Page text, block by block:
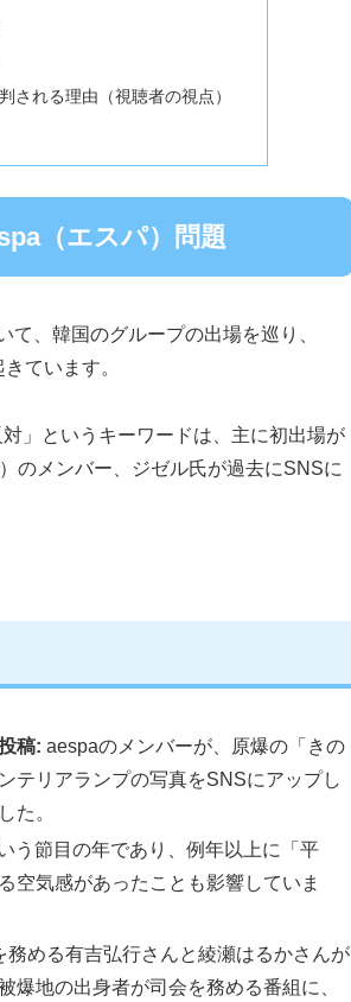
される理由（視聴者の視点）
（エスパ）問題
、韓国のグループの出場を巡り、
ています。
」というキーワードは、主に初出場が
のメンバー、ジゼル氏が過去にSNSに
稿: aespaのメンバーが、原爆の「きの
テリアランプの写真をSNSにアップし
た。
う節目の年であり、例年以上に「平
空気感があったことも影響していま
務める有吉弘行さんと綾瀬はるかさんが
爆地の出身者が司会を務める番組に、